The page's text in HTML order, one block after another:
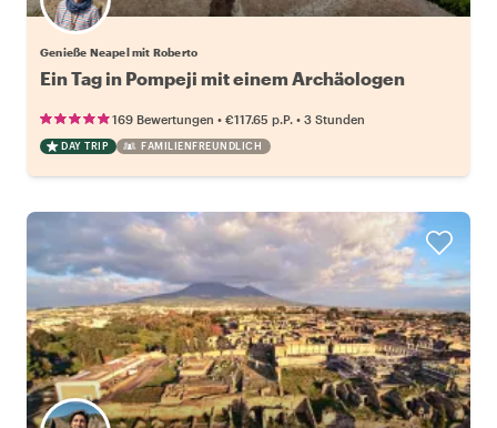
Genieße Neapel mit Roberto
Ein Tag in Pompeji mit einem Archäologen
169 Bewertungen • €117.65 p.P. • 3 Stunden
DAY TRIP FAMILIENFREUNDLICH